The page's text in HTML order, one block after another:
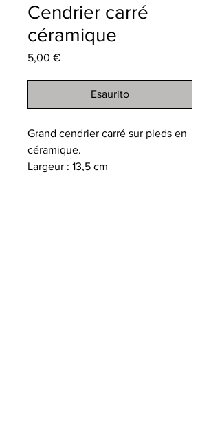
Cendrier carré
céramique
5,00 €Prezzo
Esaurito
Grand cendrier carré sur pieds en
céramique.
Largeur : 13,5 cm